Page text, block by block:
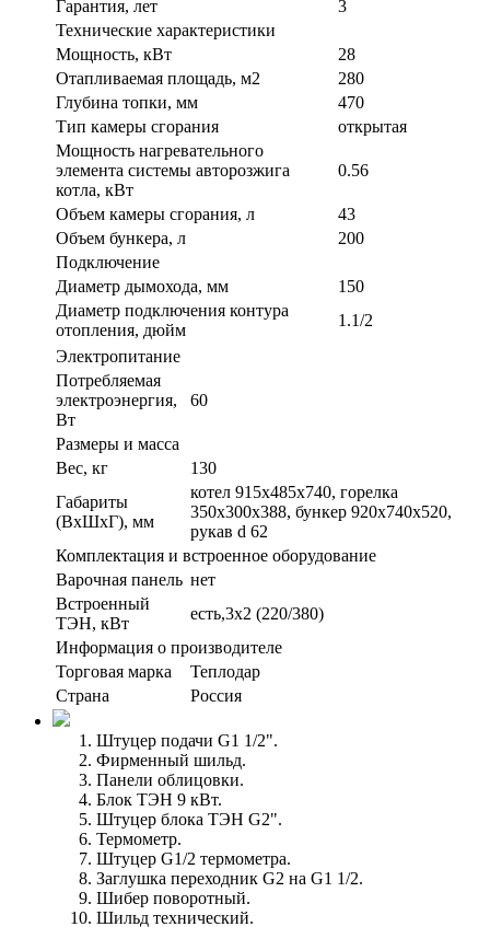
Гарантия, лет
3
Технические характеристики
Мощность, кВт
28
Отапливаемая площадь, м2
280
Глубина топки, мм
470
Тип камеры сгорания
открытая
Мощность нагревательного
элемента системы авторозжига
котла, кВт
0.56
Объем камеры сгорания, л
43
Объем бункера, л
200
Подключение
Диаметр дымохода, мм
150
Диаметр подключения контура
отопления, дюйм
1.1/2
Электропитание
Потребляемая
электроэнергия,
Вт
60
Размеры и масса
Вес, кг
130
Габариты
(ВxШxГ), мм
котел 915х485х740, горелка
350х300х388, бункер 920х740х520,
рукав d 62
Комплектация и встроенное оборудование
Варочная панель нет
Встроенный
ТЭН, кВт
есть,3x2 (220/380)
Информация о производителе
Торговая марка
Теплодар
Страна
Россия
Штуцер подачи G1 1/2".
Фирменный шильд.
Панели облицовки.
Блок ТЭН 9 кВт.
Штуцер блока ТЭН G2".
Термометр.
Штуцер G1/2 термометра.
Заглушка переходник G2 на G1 1/2.
Шибер поворотный.
Шильд технический.